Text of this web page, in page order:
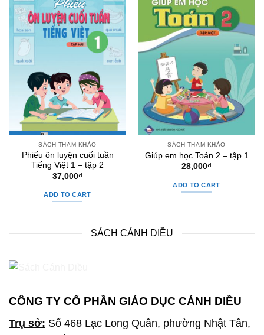
SÁCH THAM KHẢO
Phiếu ôn luyện cuối tuần
Tiếng Việt 1 – tập 2
37,000₫
ADD TO CART
SÁCH THAM KHẢO
Giúp em học Toán 2 – tập 1
28,000₫
ADD TO CART
SÁCH CÁNH DIỀU
CÔNG TY CỔ PHẦN GIÁO DỤC CÁNH DIỀU
Trụ sở: Số 468 Lạc Long Quân, phường Nhật Tân,